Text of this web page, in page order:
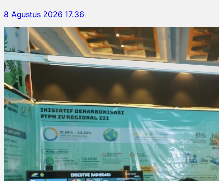
8 Agustus 2026 17.36